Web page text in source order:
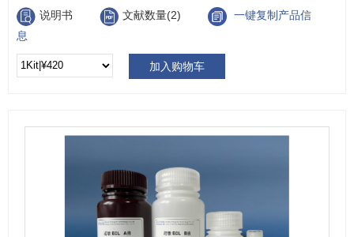
说明书
文献数量(2)
一键复制产品信
息
加入购物车